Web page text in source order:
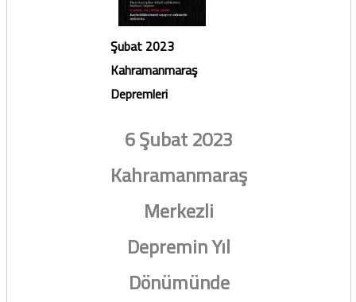
Şubat 2023
Kahramanmaraş
Depremleri
6 Şubat 2023
Kahramanmaraş
Merkezli
Depremin Yıl
Dönümünde